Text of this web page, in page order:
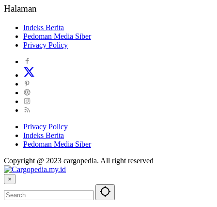
Halaman
Indeks Berita
Pedoman Media Siber
Privacy Policy
Privacy Policy
Indeks Berita
Pedoman Media Siber
Copyright @ 2023 cargopedia. All right reserved
×